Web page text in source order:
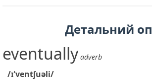
Детальний
eventually adverb
/ɪˈventʃuəli/